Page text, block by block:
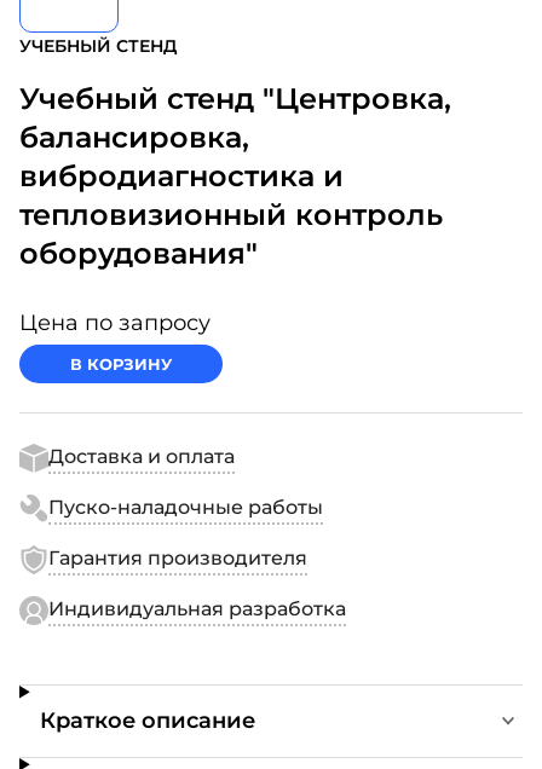
УЧЕБНЫЙ СТЕНД
Учебный стенд "Центровка,
балансировка,
вибродиагностика и
тепловизионный контроль
оборудования"
Цена по запросу
В КОРЗИНУ
Доставка и оплата
Пуско-наладочные работы
Гарантия производителя
Индивидуальная разработка
Краткое описание